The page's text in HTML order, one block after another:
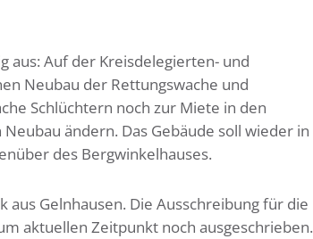
aus: Auf der Kreisdelegierten- und
Neubau der Rettungswache und
Schlüchtern noch zur Miete in den
ändern. Das Gebäude soll wieder in
des Bergwinkelhauses.
aus Gelnhausen. Die Ausschreibung für die
aktuellen Zeitpunkt noch ausgeschrieben.